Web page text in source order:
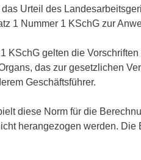
Urteil des
1 Nummer 1 KSchG zur
KSchG gelten die
das zur gesetzlichen
Geschäftsführer.
diese Norm für die
herangezogen werden.